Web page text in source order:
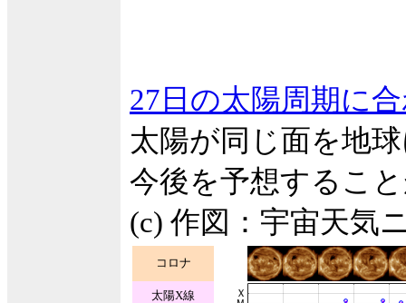
27日の太陽周期に
太陽が同じ面を地
今後を予想するこ
(c) 作図：宇宙天気
コロナ
太陽X線